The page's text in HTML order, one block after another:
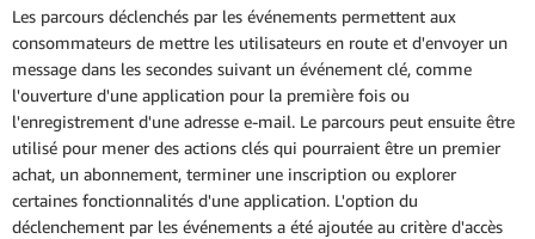
Les parcours déclenchés par les événements permettent aux
consommateurs de mettre les utilisateurs en route et d'envoyer un
message dans les secondes suivant un événement clé, comme
l'ouverture d'une application pour la première fois ou
l'enregistrement d'une adresse e-mail. Le parcours peut ensuite être
utilisé pour mener des actions clés qui pourraient être un premier
achat, un abonnement, terminer une inscription ou explorer
certaines fonctionnalités d'une application. L'option du
déclenchement par les événements a été ajoutée au critère d'accès